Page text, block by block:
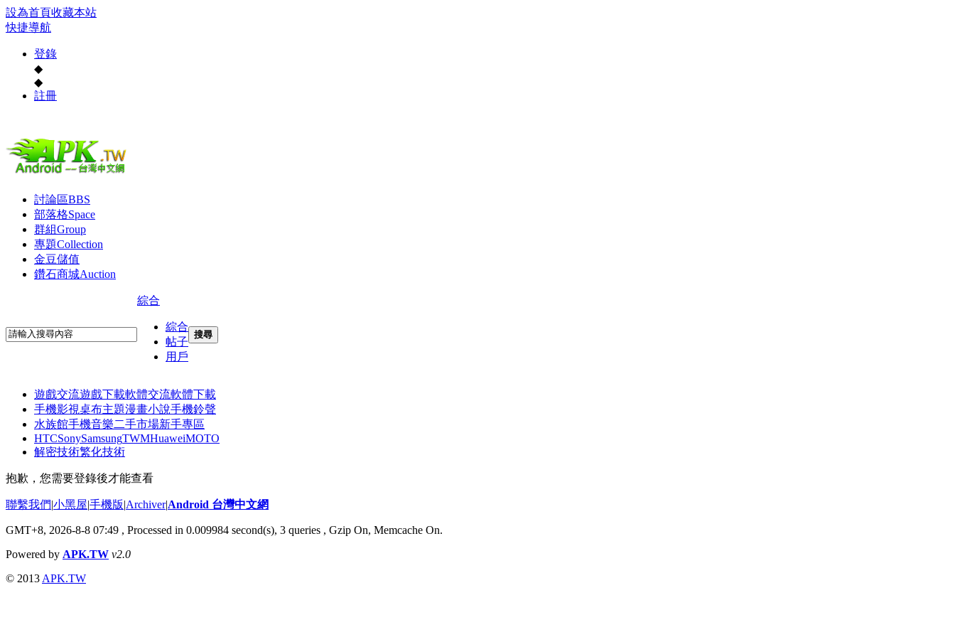
設為首頁收藏本站
快捷導航
登錄
◆
◆
註冊
討論區BBS
部落格Space
群組Group
專題Collection
金豆儲值
鑽石商城Auction
綜合
綜合
帖子
用戶
搜尋
遊戲交流遊戲下載軟體交流軟體下載
手機影視桌布主題漫畫小說手機鈴聲
水族館手機音樂二手市場新手專區
HTCSonySamsungTWMHuaweiMOTO
解密技術繁化技術
抱歉，您需要登錄後才能查看
聯繫我們|小黑屋|手機版|Archiver|Android 台灣中文網
GMT+8, 2026-8-8 07:49 , Processed in 0.009984 second(s), 3 queries , Gzip On, Memcache On.
Powered by APK.TW v2.0
© 2013 APK.TW